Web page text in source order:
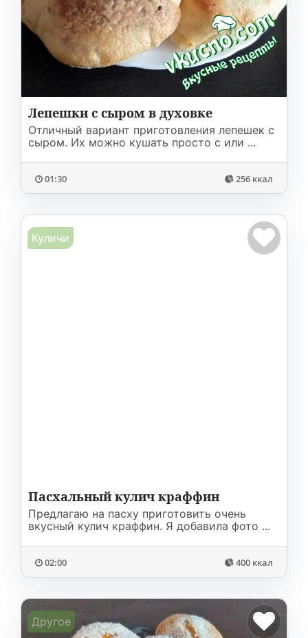
Лепешки с сыром в духовке
Отличный вариант приготовления лепешек с
сыром. Их можно кушать просто с или ...
01:30 256 ккал
Куличи
Пасхальный кулич краффин
Предлагаю на пасху приготовить очень
вкусный кулич краффин. Я добавила фото ...
02:00 400 ккал
Другое